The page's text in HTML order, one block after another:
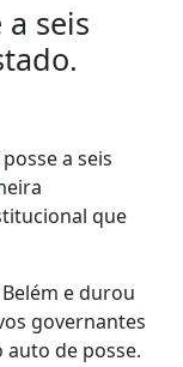
seis
a seis
que
e durou
governantes
de posse.